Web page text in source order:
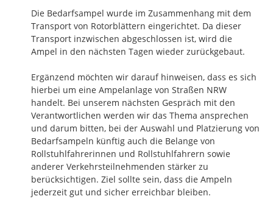
Die Bedarfsampel wurde im Zusammenhang mit dem
Transport von Rotorblättern eingerichtet. Da dieser
Transport inzwischen abgeschlossen ist, wird die
Ampel in den nächsten Tagen wieder zurückgebaut.
Ergänzend möchten wir darauf hinweisen, dass es sich
hierbei um eine Ampelanlage von Straßen NRW
handelt. Bei unserem nächsten Gespräch mit den
Verantwortlichen werden wir das Thema ansprechen
und darum bitten, bei der Auswahl und Platzierung von
Bedarfsampeln künftig auch die Belange von
Rollstuhlfahrerinnen und Rollstuhlfahrern sowie
anderer Verkehrsteilnehmenden stärker zu
berücksichtigen. Ziel sollte sein, dass die Ampeln
jederzeit gut und sicher erreichbar bleiben.